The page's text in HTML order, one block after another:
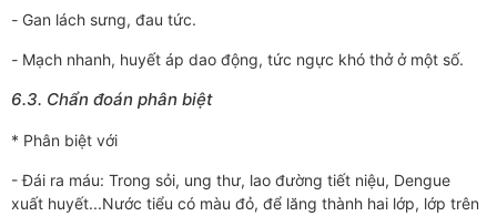
- Gan lách sưng, đau tức.
- Mạch nhanh, huyết áp dao động, tức ngực khó thở ở một số.
6.3. Chẩn đoán phân biệt
* Phân biệt với
- Đái ra máu: Trong sỏi, ung thư, lao đường tiết niệu, Dengue
xuất huyết...Nước tiểu có màu đỏ, để lăng thành hai lớp, lớp trên